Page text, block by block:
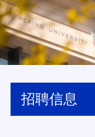
招聘信息